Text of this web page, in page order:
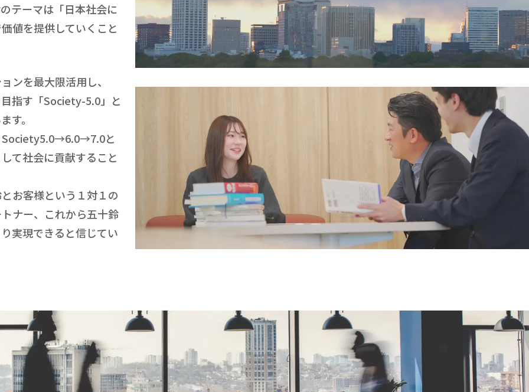
テーマは「日本社会に
値を提供していくこと
ンを最大限活用し、
指す「Society-5.0」と
す。
Society5.0→6.0→7.0と
て社会に貢献すること
お客様という１対１の
ナー、これから五十鈴
実現できると信じてい